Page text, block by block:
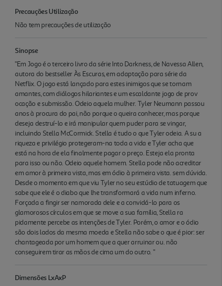
Precauções Utilização
Não tem precauções de utilização
Sinopse
"Em Jogo é o terceiro livro da série Into Darkness, de Navessa Allen,
autora do bestseller Às Escuras, em adaptação para série da
Netflix. O jogo está lançado para estes inimigos que se tornam
amantes, com diálogos hilariantes e um escaldante jogo de prov
ocação e submissão. Odeio aquela mulher. Tyler Neumann passou
anos à procura do pai, não porque o queira conhecer, mas porque
deseja destruí-lo e irá manipular quem puder para se vingar,
incluindo Stella McCormick. Stella é tudo o que Tyler odeia. A su a
riqueza e privilégio protegeram-na toda a vida e Tyler acha que
está na hora de ela finalmente pagar o preço. Esteja ela pronta
para isso ou não. Odeio aquele homem. Stella pode não acreditar
em amor à primeira vista, mas em ódio à primeira vista. sem dúvida.
Desde o momento em que viu Tyler no seu estúdio de tatuagem que
sabe que ele é o diabo que lhe transformará a vida num inferno.
Forçada a fingir ser namorada dele e a convidá-lo para os
glamorosos círculos em que se move a sua família, Stella ra
pidamente percebe as intenções de Tyler. Porém, o amor e o ódio
são dois lados da mesma moeda e Stella não sabe o que é pior: ser
chantageada por um homem que a quer arruinar ou. não
conseguirem tirar as mãos de cima um do outro. "
Dimensões LxAxP